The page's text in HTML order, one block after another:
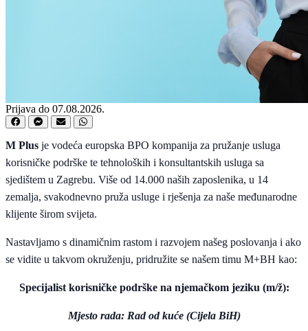
Prijava do 07.08.2026.
M Plus je vodeća europska BPO kompanija za pružanje usluga
korisničke podrške te tehnoloških i konsultantskih usluga sa
sjedištem u Zagrebu. Više od 14.000 naših zaposlenika, u 14
zemalja, svakodnevno pruža usluge i rješenja za naše međunarodne
klijente širom svijeta.
Nastavljamo s dinamičnim rastom i razvojem našeg poslovanja i ako
se vidite u takvom okruženju, pridružite se našem timu M+BH kao:
Specijalist korisničke podrške na njemačkom jeziku (m/ž):
Mjesto rada: Rad od kuće (Cijela BiH)